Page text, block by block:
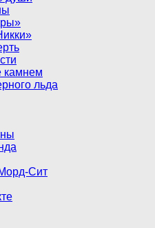
камнем
льда
Сит